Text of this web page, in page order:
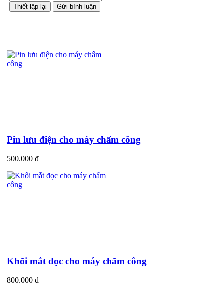
Pin lưu điện cho máy chấm công
500.000 đ
Khối mắt đọc cho máy chấm công
800.000 đ